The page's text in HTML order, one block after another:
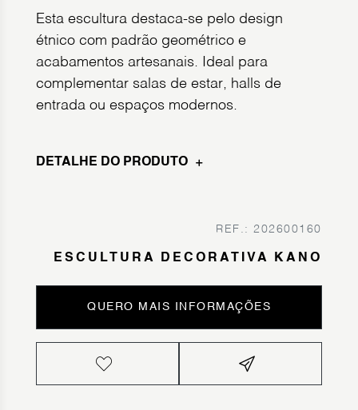
Esta escultura destaca-se pelo design
étnico com padrão geométrico e
acabamentos artesanais. Ideal para
complementar salas de estar, halls de
entrada ou espaços modernos.
DETALHE DO PRODUTO
REF.: 202600160
ESCULTURA DECORATIVA KANO
QUERO MAIS INFORMAÇÕES